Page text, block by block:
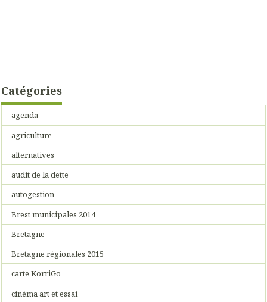
Catégories
agenda
agriculture
alternatives
audit de la dette
autogestion
Brest municipales 2014
Bretagne
Bretagne régionales 2015
carte KorriGo
cinéma art et essai